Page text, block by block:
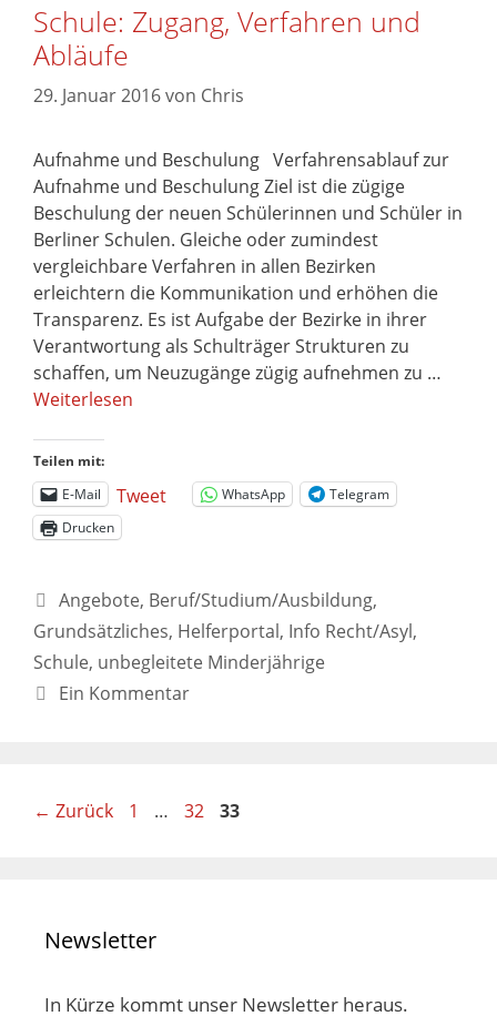
Schule: Zugang, Verfahren und
Abläufe
29. Januar 2016von Chris
Aufnahme und Beschulung Verfahrensablauf zur
Aufnahme und Beschulung Ziel ist die zügige
Beschulung der neuen Schülerinnen und Schüler in
Berliner Schulen. Gleiche oder zumindest
vergleichbare Verfahren in allen Bezirken
erleichtern die Kommunikation und erhöhen die
Transparenz. Es ist Aufgabe der Bezirke in ihrer
Verantwortung als Schulträger Strukturen zu
schaffen, um Neuzugänge zügig aufnehmen zu …
Weiterlesen
Teilen mit:
E-Mail
Tweet WhatsApp
Telegram
Drucken
Angebote, Beruf/Studium/Ausbildung,
Grundsätzliches, Helferportal, Info Recht/Asyl,
Schule, unbegleitete Minderjährige
Ein Kommentar
← Zurück 1 … 32 33
Newsletter
In Kürze kommt unser Newsletter heraus.